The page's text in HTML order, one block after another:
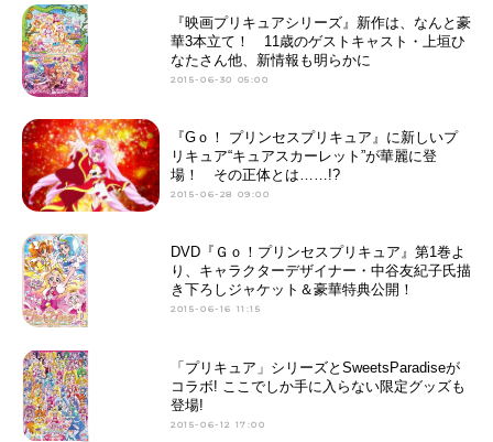
FOLLOW US
『映画プリキュアシリーズ』新作は、なんと豪
華3本立て！ 11歳のゲストキャスト・上垣ひ
なたさん他、新情報も明らかに
2015-06-30 05:00
『Gｏ！ プリンセスプリキュア』に新しいプ
リキュア“キュアスカーレット”が華麗に登
場！ その正体とは……!?
2015-06-28 09:00
DVD『Ｇｏ！プリンセスプリキュア』第1巻よ
り、キャラクターデザイナー・中谷友紀子氏描
き下ろしジャケット＆豪華特典公開！
2015-06-16 11:15
「プリキュア」シリーズとSweetsParadiseが
コラボ! ここでしか手に入らない限定グッズも
登場!
2015-06-12 17:00